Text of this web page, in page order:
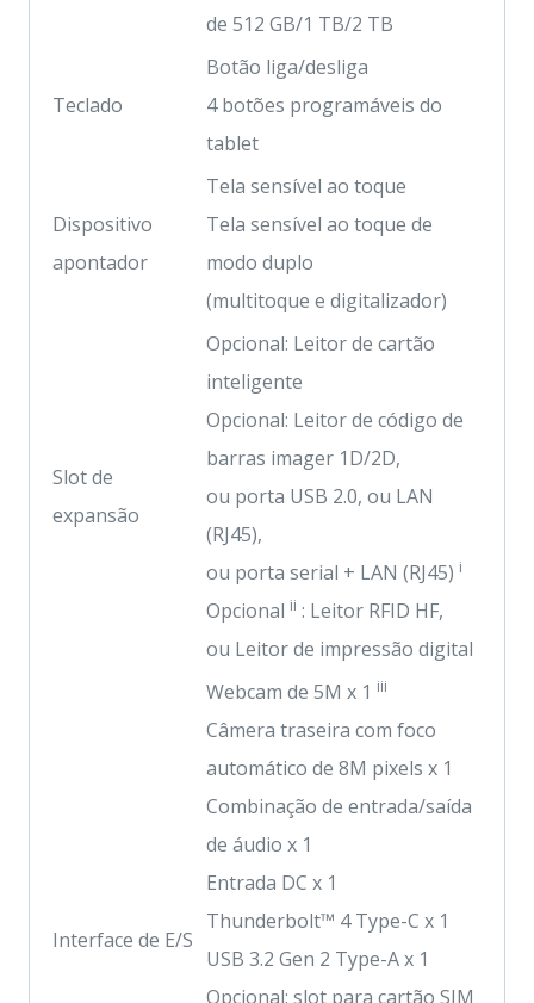
de 512 GB/1 TB/2 TB
Teclado
Botão liga/desliga
4 botões programáveis ​​do
tablet
Dispositivo
apontador
Tela sensível ao toque
Tela sensível ao toque de
modo duplo
(multitoque e digitalizador)
Slot de
expansão
Opcional: Leitor de cartão
inteligente
Opcional: Leitor de código de
barras imager 1D/2D,
ou porta USB 2.0, ou LAN
(RJ45),
ou porta serial + LAN (RJ45) i
Opcional ii : Leitor RFID HF,
ou Leitor de impressão digital
Interface de E/S
Webcam de 5M x 1 iii
Câmera traseira com foco
automático de 8M pixels x 1
Combinação de entrada/saída
de áudio x 1
Entrada DC x 1
Thunderbolt™ 4 Type-C x 1
USB 3.2 Gen 2 Type-A x 1
Opcional: slot para cartão SIM